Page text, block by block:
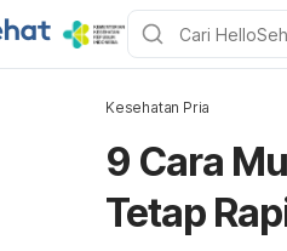
Kesehatan Pria
9 Cara
Tetap